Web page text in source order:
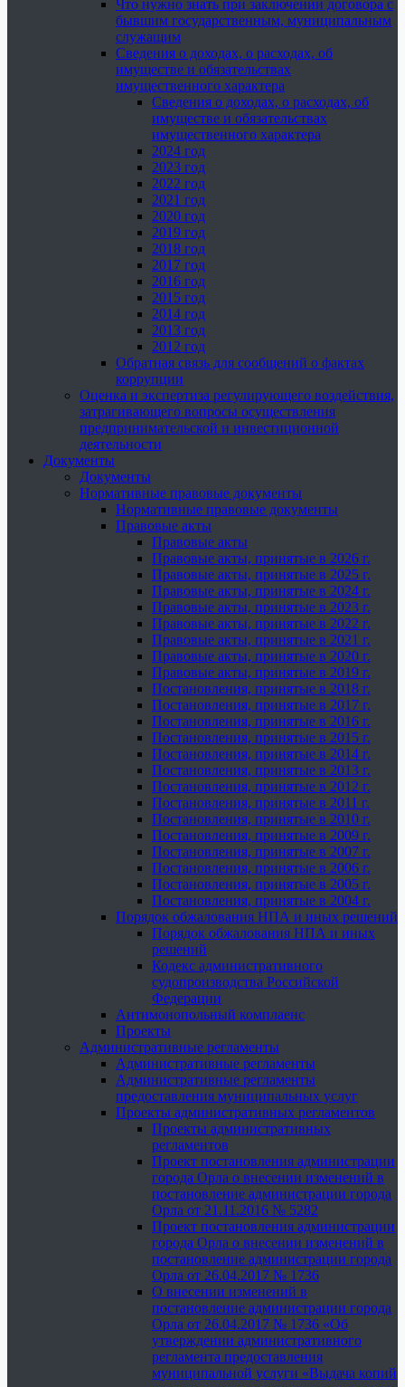
Что нужно знать при заключении договора с
бывшим государственным, муниципальным
служащим
Сведения о доходах, о расходах, об
имуществе и обязательствах
имущественного характера
Сведения о доходах, о расходах, об
имуществе и обязательствах
имущественного характера
2024 год
2023 год
2022 год
2021 год
2020 год
2019 год
2018 год
2017 год
2016 год
2015 год
2014 год
2013 год
2012 год
Обратная связь для сообщений о фактах
коррупции
Оценка и экспертиза регулирующего воздействия,
затрагивающего вопросы осуществления
предпринимательской и инвестиционной
деятельности
Документы
Документы
Нормативные правовые документы
Нормативные правовые документы
Правовые акты
Правовые акты
Правовые акты, принятые в 2026 г.
Правовые акты, принятые в 2025 г.
Правовые акты, принятые в 2024 г.
Правовые акты, принятые в 2023 г.
Правовые акты, принятые в 2022 г.
Правовые акты, принятые в 2021 г.
Правовые акты, принятые в 2020 г.
Правовые акты, принятые в 2019 г.
Постановления, принятые в 2018 г.
Постановления, принятые в 2017 г.
Постановления, принятые в 2016 г.
Постановления, принятые в 2015 г.
Постановления, принятые в 2014 г.
Постановления, принятые в 2013 г.
Постановления, принятые в 2012 г.
Постановления, принятые в 2011 г.
Постановления, принятые в 2010 г.
Постановления, принятые в 2009 г.
Постановления, принятые в 2007 г.
Постановления, принятые в 2006 г.
Постановления, принятые в 2005 г.
Постановления, принятые в 2004 г.
Порядок обжалования НПА и иных решений
Порядок обжалования НПА и иных
решений
Кодекс административного
судопроизводства Российской
Федерации
Антимонопольный комплаенс
Проекты
Административные регламенты
Административные регламенты
Административные регламенты
предоставления муниципальных услуг
Проекты административных регламентов
Проекты административных
регламентов
Проект постановления администрации
города Орла о внесении изменений в
постановление администрации города
Орла от 21.11.2016 № 5282
Проект постановления администрации
города Орла о внесении изменений в
постановление администрации города
Орла от 26.04.2017 № 1736
О внесении изменений в
постановление администрации города
Орла от 26.04.2017 № 1736 «Об
утверждении административного
регламента предоставления
муниципальной услуги «Выдача копий